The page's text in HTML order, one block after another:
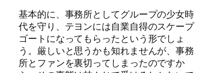
基本的に、事務所としてグループの少女時
代を守り、テヨンには自業自得のスケープ
ゴートになってもらったという形でしょ
う。厳しいと思うかも知れませんが、事務
所とファンを裏切ってしまったのですか